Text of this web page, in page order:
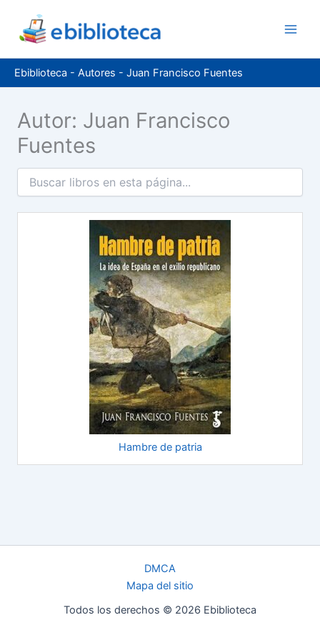
contenido
Ebiblioteca - Autores - Juan Francisco Fuentes
Autor: Juan Francisco
Fuentes
Hambre de patria
DMCA
Mapa del sitio
Todos los derechos © 2026 Ebiblioteca